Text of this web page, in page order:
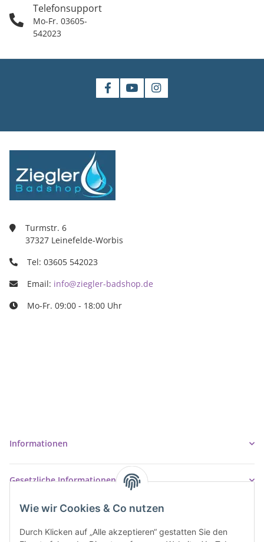
Wie wir Cookies & Co nutzen
Durch Klicken auf „Alle akzeptieren“ gestatten Sie den
Telefonsupport
Mo-Fr. 03605-
542023
Turmstr. 6
37327 Leinefelde-Worbis
Tel: 03605 542023
Email: info@ziegler-badshop.de
Mo-Fr. 09:00 - 18:00 Uhr
Informationen
Gesetzliche Informationen